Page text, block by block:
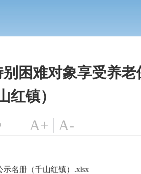
困难对象享受养老
红镇）
A+ A-
名册（千山红镇）.xlsx